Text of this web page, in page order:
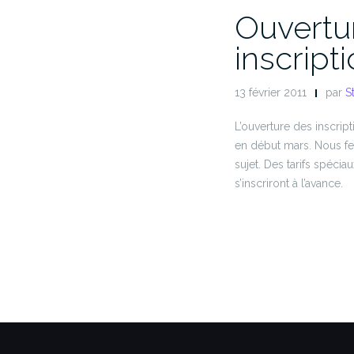
13 février 2011 par
L’ouverture des
en début mars. Nous
sujet. Des tarifs
s’inscriront à l’avance.